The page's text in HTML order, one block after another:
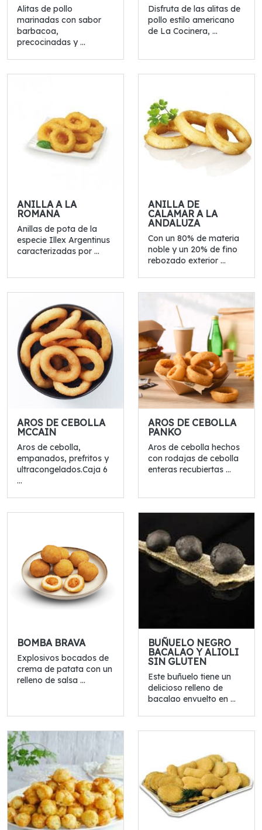
Alitas de pollo
marinadas con sabor
barbacoa,
precocinadas y ...
Disfruta de las alitas de
pollo estilo americano
de La Cocinera, ...
ANILLA A LA
ROMANA
Anillas de pota de la
especie Illex Argentinus
caracterizadas por ...
ANILLA DE
CALAMAR A LA
ANDALUZA
Con un 80% de materia
noble y un 20% de fino
rebozado exterior ...
AROS DE CEBOLLA
MCCAIN
Aros de cebolla,
empanados, prefritos y
ultracongelados.Caja 6
...
AROS DE CEBOLLA
PANKO
Aros de cebolla hechos
con rodajas de cebolla
enteras recubiertas ...
BOMBA BRAVA
Explosivos bocados de
crema de patata con un
relleno de salsa ...
BUÑUELO NEGRO
BACALAO Y ALIOLI
SIN GLUTEN
Este buñuelo tiene un
delicioso relleno de
bacalao envuelto en ...